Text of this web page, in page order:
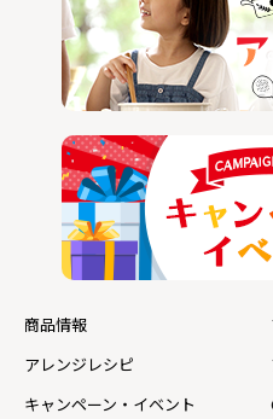
商品情報
アレンジレシピ
キャンペーン・イベント